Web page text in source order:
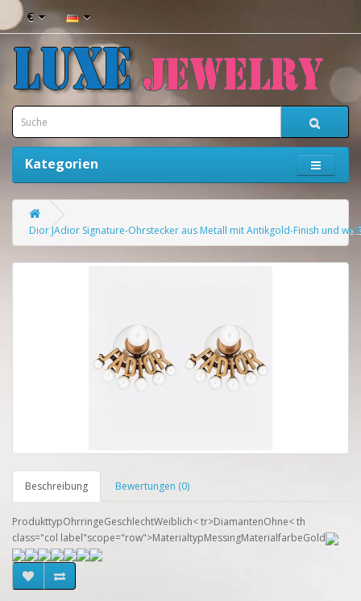
€
Kategorien
Dior JAdior Signature-Ohrstecker aus Metall mit Antikgold-Finish und
Beschreibung Bewertungen (0)
ProdukttypOhrringeGeschlechtWeiblich< tr>DiamantenOhne< th
class="col label"scope="row">MaterialtypMessingMaterialfarbeGold